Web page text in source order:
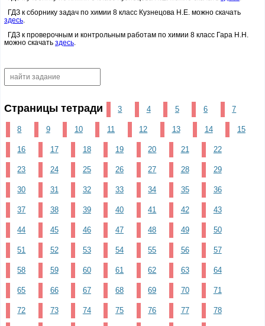
ГДЗ к сборнику задач по химии 8 класс Кузнецова Н.Е. можно скачать
здесь
ГДЗ к проверочным и контрольным работам по химии 8 класс Гара Н.Н.
можно скачать здесь
Страницы тетради 3 4 5 6 7
8 9 10 11 12 13 14 15
16 17 18 19 20 21 22
23 24 25 26 27 28 29
30 31 32 33 34 35 36
37 38 39 40 41 42 43
44 45 46 47 48 49 50
51 52 53 54 55 56 57
58 59 60 61 62 63 64
65 66 67 68 69 70 71
72 73 74 75 76 77 78